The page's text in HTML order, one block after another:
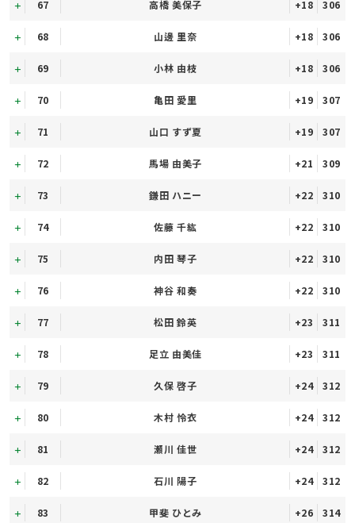
67 高橋 美保子 +18 306
68 山邊 里奈 +18 306
69 小林 由枝 +18 306
70 亀田 愛里 +19 307
71 山口 すず夏 +19 307
72 馬場 由美子 +21 309
73 鎌田 ハニー +22 310
74 佐藤 千紘 +22 310
75 内田 琴子 +22 310
76 神谷 和奏 +22 310
77 松田 鈴英 +23 311
78 足立 由美佳 +23 311
79 久保 啓子 +24 312
80 木村 怜衣 +24 312
81 瀬川 佳世 +24 312
82 石川 陽子 +24 312
83 甲斐 ひとみ +26 314